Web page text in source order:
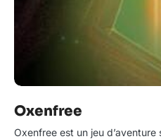
Oxenfree
Oxenfree est un jeu